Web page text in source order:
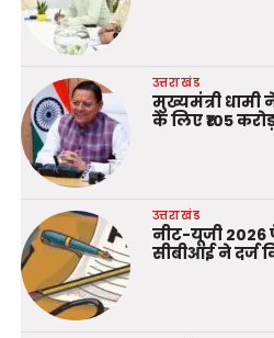
उत्तराखंड
मुख्यमंत्री धामी
के लिए ₹105
उत्तराखंड
नीट-यूजी
सीबीआई ने दर्ज